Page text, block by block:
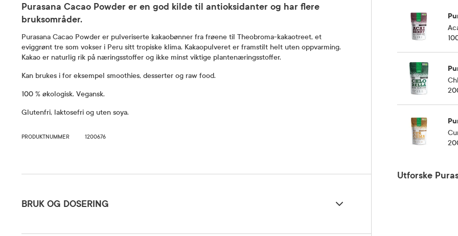
Purasana Cacao Powder er en god kilde til antioksidanter og har flere
bruksområder.
Purasana Cacao Powder er pulveriserte kakaobønner fra frøene til Theobroma-kakaotreet, et
eviggrønt tre som vokser i Peru sitt tropiske klima. Kakaopulveret er framstilt helt uten oppvarming.
Kakao er naturlig rik på næringsstoffer og ikke minst viktige plantenæringsstoffer.
Kan brukes i for eksempel smoothies, desserter og raw food.
100 % økologisk. Vegansk.
Glutenfri, laktosefri og uten soya.
PRODUKTNUMMER 1200676
BRUK OG DOSERING
Utforske